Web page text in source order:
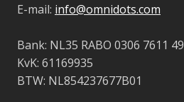
E-mail: info@omnidots.com
Bank: NL35 RABO 0306 7611 49
KvK: 61169935
BTW: NL854237677B01